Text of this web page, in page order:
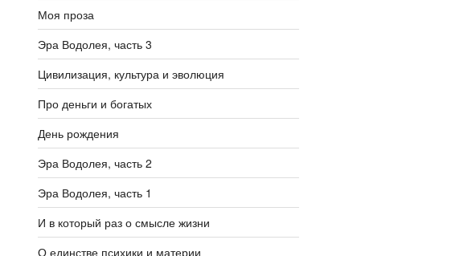
Моя проза
Эра Водолея, часть 3
Цивилизация, культура и эволюция
Про деньги и богатых
День рождения
Эра Водолея, часть 2
Эра Водолея, часть 1
И в который раз о смысле жизни
О единстве психики и материи